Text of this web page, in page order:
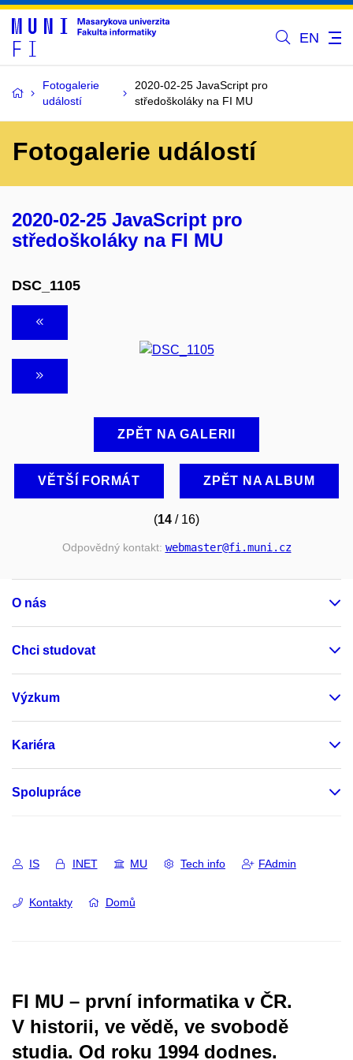
EN
Fotogalerie
událostí
2020-02-25 JavaScript pro
středoškoláky na FI MU
Fotogalerie událostí
2020-02-25 JavaScript pro
středoškoláky na FI MU
DSC_1105
ZPĚT NA GALERII
VĚTŠÍ FORMÁT ZPĚT NA ALBUM
(14 / 16)
Odpovědný kontakt: webmaster@fi.muni.cz
O nás
Chci studovat
Výzkum
Kariéra
Spolupráce
IS INET MU Tech info FAdmin
Kontakty Domů
FI MU – první informatika v ČR.
V historii, ve vědě, ve svobodě
studia. Od roku 1994 dodnes.